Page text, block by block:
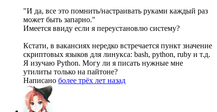
"И да, все это помнить/настраивать руками каждый раз
может быть запарно."
Имеется ввиду если я переустановлю систему?
Кстати, в вакансиях нередко встречается пункт значение
скриптовых языков для линукса: bash, python, ruby и т.д.
Я изучаю Python. Могу ли я писать нужные мне
утилиты только на пайтоне?
Написано более трёх лет назад